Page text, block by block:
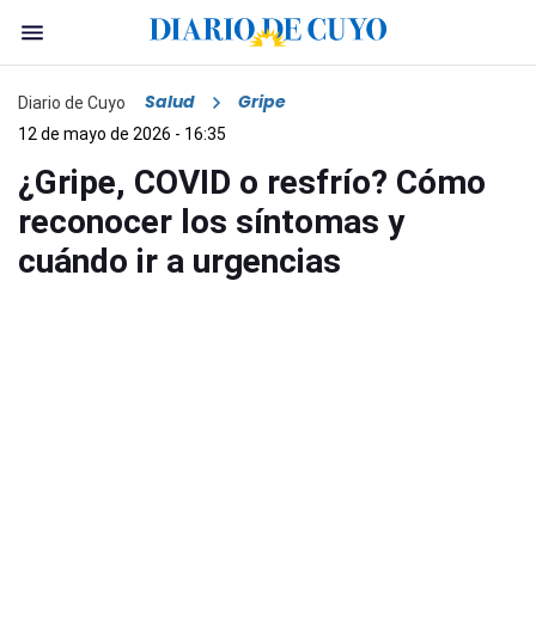
Diario de Cuyo Salud Gripe
12 de mayo de 2026 - 16:35
¿Gripe, COVID o resfrío? Cómo
reconocer los síntomas y
cuándo ir a urgencias